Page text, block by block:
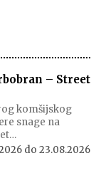
– Street
komšijskog
snage na
do 23.08.2026